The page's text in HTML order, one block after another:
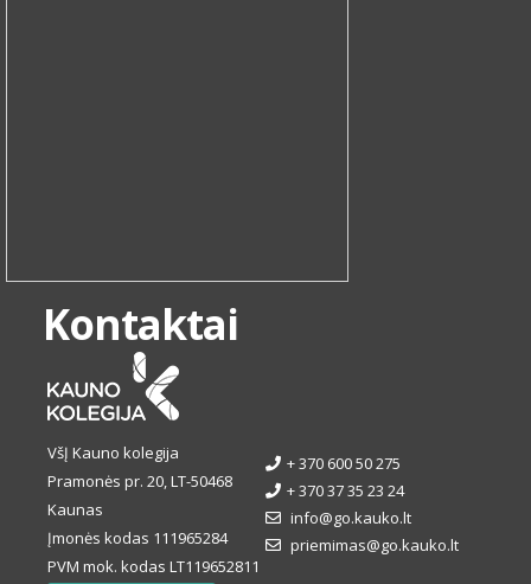
Kontaktai
VšĮ Kauno kolegija
Pramonės pr. 20, LT-50468
Kaunas
Įmonės kodas 111965284
PVM mok. kodas LT119652811
+ 370 600 50 275
+ 370 37 35 23 24
info@go.kauko.lt
priemimas@go.kauko.lt